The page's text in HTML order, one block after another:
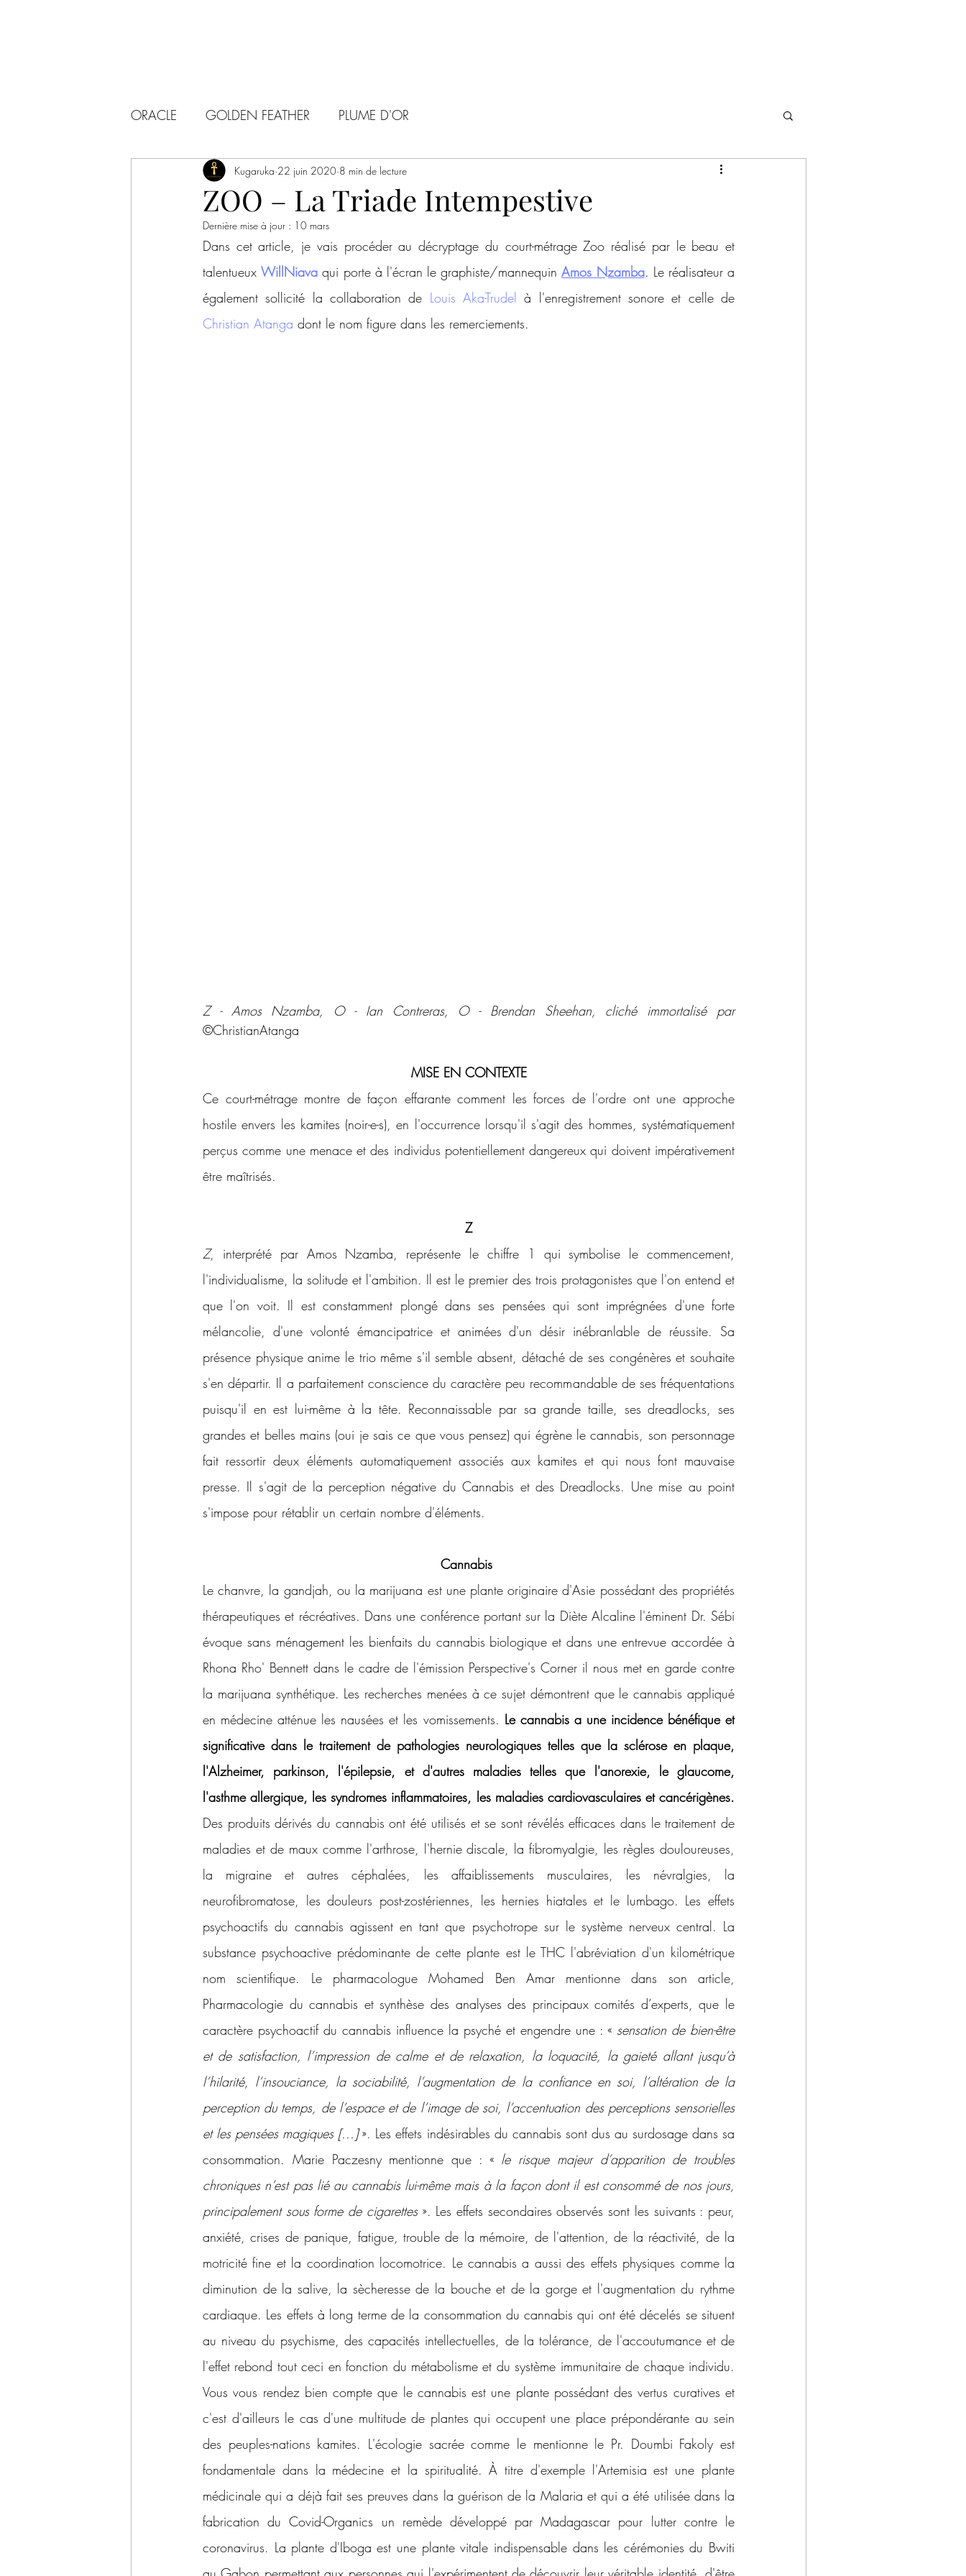
ORACLE GOLDEN FEATHER PLUME D'OR
ZOO – La Triade Intempestive
Kugaruka 22 juin 2020 8 min de lecture
Dernière mise à jour : 10 mars
Dans cet article, je vais procéder au décryptage du court-métrage Zoo réalisé par le beau et
talentueux WillNiava qui porte à l'écran le graphiste/mannequin Amos Nzamba. Le réalisateur a
également sollicité la collaboration de Louis Aka-Trudel
Christian Atanga dont le nom figure dans les remerciements.
Z - Amos Nzamba, O - Ian Contreras, O - Brendan Sheehan, cliché immortalisé par
©ChristianAtanga
MISE EN CONTEXTE
Ce court-métrage montre de façon effarante comment les forces de l'ordre ont une approche
hostile envers les kamites (noir-e-s), en l'occurrence lorsqu'il s'agit des hommes, systématiquement
perçus comme une menace et des individus potentiellement dangereux qui doivent impérativement
être maîtrisés.
Z
Z, interprété par Amos Nzamba, représente le chiffre 1 qui symbolise le commencement,
l'individualisme, la solitude et l'ambition. Il est le premier des trois protagonistes que l'on entend et
que l'on voit. Il est constamment plongé dans ses pensées qui sont imprégnées d'une forte
mélancolie, d'une volonté émancipatrice et animées d'un désir inébranlable de réussite. Sa
présence physique anime le trio même s'il semble absent, détaché de ses congénères et souhaite
s'en départir. Il a parfaitement conscience du caractère peu recommandable de ses fréquentations
puisqu'il en est lui-même à la tête. Reconnaissable par sa grande taille, ses dreadlocks, ses
grandes et belles mains (oui je sais ce que vous pensez) qui égrène le cannabis, son personnage
fait ressortir deux éléments automatiquement associés aux kamites et qui nous font mauvaise
presse. Il s'agit de la perception négative du Cannabis et des Dreadlocks. Une mise au point
s'impose pour rétablir un certain nombre d'éléments.
Cannabis
Le chanvre, la gandjah, ou la marijuana est une plante originaire d'Asie possédant des propriétés
thérapeutiques et récréatives. Dans une conférence portant sur la Diète Alcaline l'éminent Dr. Sébi
évoque sans ménagement les bienfaits du cannabis biologique et dans une entrevue accordée à
Rhona Rho' Bennett dans le cadre de l'émission Perspective's Corner il nous met en garde contre
la marijuana synthétique. Les recherches menées à ce sujet démontrent que le cannabis appliqué
en médecine atténue les nausées et les vomissements. Le cannabis a une incidence bénéfique et
significative dans le traitement de pathologies neurologiques telles que la sclérose en plaque,
l'Alzheimer, parkinson, l'épilepsie, et d'autres maladies telles que l'anorexie, le glaucome,
l'asthme allergique, les syndromes inflammatoires, les maladies cardiovasculaires et cancérigènes.
Des produits dérivés du cannabis ont été utilisés et se sont révélés efficaces dans le traitement de
maladies et de maux comme l'arthrose, l'hernie discale, la fibromyalgie, les règles douloureuses,
la migraine et autres céphalées, les affaiblissements musculaires, les névralgies, la
neurofibromatose, les douleurs post-zostériennes, les hernies hiatales et le lumbago. Les effets
psychoactifs du cannabis agissent en tant que psychotrope sur le système nerveux central. La
substance psychoactive prédominante de cette plante est le THC l'abréviation d'un kilométrique
nom scientifique. Le pharmacologue Mohamed Ben Amar mentionne dans son article,
Pharmacologie du cannabis et synthèse des analyses des principaux comités d’experts, que le
caractère psychoactif du cannabis influence la psyché et engendre une : « sensation de bien-être
et de satisfaction, l’impression de calme et de relaxation, la loquacité, la gaieté allant jusqu’à
l’hilarité, l’insouciance, la sociabilité, l’augmentation de la confiance en soi, l’altération de la
perception du temps, de l’espace et de l’image de soi, l’accentuation des perceptions sensorielles
et les pensées magiques [...] ». Les effets indésirables du cannabis sont dus au surdosage dans sa
consommation. Marie Paczesny mentionne que : « le risque majeur d’apparition de troubles
chroniques n’est pas lié au cannabis lui-même mais à la façon dont il est consommé de nos jours,
principalement sous forme de cigarettes ». Les effets secondaires observés sont les suivants : peur,
anxiété, crises de panique, fatigue, trouble de la mémoire, de l'attention, de la réactivité, de la
motricité fine et la coordination locomotrice. Le cannabis a aussi des effets physiques comme la
diminution de la salive, la sècheresse de la bouche et de la gorge et l'augmentation du rythme
cardiaque. Les effets à long terme de la consommation du cannabis qui ont été décelés se situent
au niveau du psychisme, des capacités intellectuelles, de la tolérance, de l'accoutumance et de
l'effet rebond tout ceci en fonction du métabolisme et du système immunitaire de chaque individu.
Vous vous rendez bien compte que le cannabis est une plante possédant des vertus curatives et
c'est d'ailleurs le cas d'une multitude de plantes qui occupent une place prépondérante au sein
des peuples-nations kamites. L'écologie sacrée comme le mentionne le Pr. Doumbi Fakoly est
fondamentale dans la médecine et la spiritualité. À titre d'exemple l'Artemisia est une plante
médicinale qui a déjà fait ses preuves dans la guérison de la Malaria et qui a été utilisée dans la
fabrication du Covid-Organics un remède développé par Madagascar pour lutter contre le
coronavirus. La plante d'Iboga est une plante vitale indispensable dans les cérémonies du Bwiti